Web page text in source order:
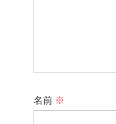
名前 ※